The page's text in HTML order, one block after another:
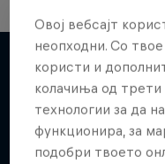
Повеќе
Овој вебсајт
неопходни. Со
користи и
колачиња од трети
технологии за да
функционира, за
подобри твоето